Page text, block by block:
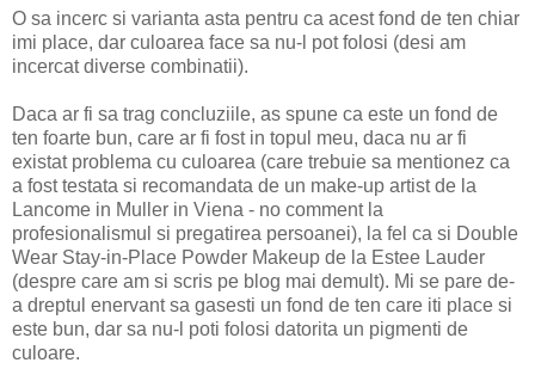
O sa incerc si varianta asta pentru ca acest fond de ten chiar
imi place, dar culoarea face sa nu-l pot folosi (desi am
incercat diverse combinatii).
Daca ar fi sa trag concluziile, as spune ca este un fond de
ten foarte bun, care ar fi fost in topul meu, daca nu ar fi
existat problema cu culoarea (care trebuie sa mentionez ca
a fost testata si recomandata de un make-up artist de la
Lancome in Muller in Viena - no comment la
profesionalismul si pregatirea persoanei), la fel ca si Double
Wear Stay-in-Place Powder Makeup de la Estee Lauder
(despre care am si scris pe blog mai demult). Mi se pare de-
a dreptul enervant sa gasesti un fond de ten care iti place si
este bun, dar sa nu-l poti folosi datorita un pigmenti de
culoare.